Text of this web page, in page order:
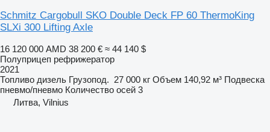
Schmitz Cargobull SKO Double Deck FP 60 ThermoKing
SLXi 300 Lifting Axle
16 120 000 AMD 38 200 € ≈ 44 140 $
Полуприцеп рефрижератор
2021
Топливо дизель Грузопод. 27 000 кг Объем 140,92 м³ Подвеска
пневмо/пневмо Количество осей 3
Литва, Vilnius